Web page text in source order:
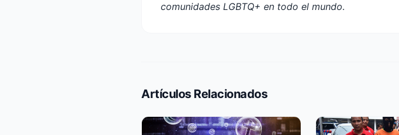
comunidades LGBTQ+ en todo el mundo.
Artículos Relacionados